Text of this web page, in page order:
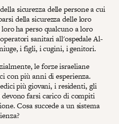
sicurezza delle persone a cui
della sicurezza delle loro
ha perso qualcuno a loro
sanitari all'ospedale Al-
i figli, i cugini, i genitori.
le forze israeliane
con più anni di esperienza.
più giovani, i residenti, gli
farsi carico di compiti
Cosa succede a un sistema